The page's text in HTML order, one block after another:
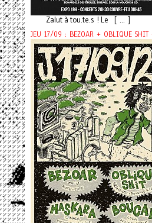
Zalut à tou.te.s ! Le [ ... ]
JEU 17/09 : BEZOAR + OBLIQUE SHIT